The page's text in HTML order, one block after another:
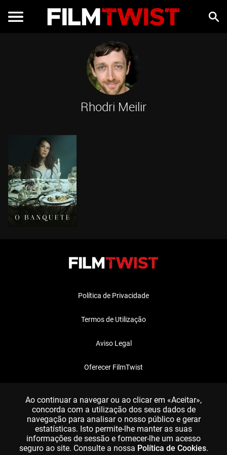
Rhodri Meilir
Política de Privacidade
Termos de Utilização
Aviso Legal
Oferecer FilmTwist
Ao continuar a navegar ou ao clicar em «Aceitar»,
concorda com a utilização dos seus dados de
navegação para analisar o nosso público e gerar
estatísticas. Isto permite-lhe manter as suas
informações de sessão e fornecer-lhe um acesso
seguro ao site. Consulte a nossa Política de Cookies.